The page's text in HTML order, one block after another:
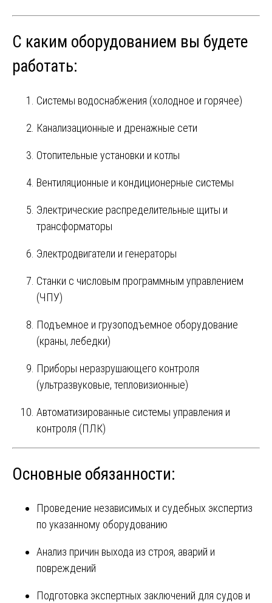
С каким оборудованием вы будете
работать:
Системы водоснабжения (холодное и горячее)
Канализационные и дренажные сети
Отопительные установки и котлы
Вентиляционные и кондиционерные системы
Электрические распределительные щиты и
трансформаторы
Электродвигатели и генераторы
Станки с числовым программным управлением
(ЧПУ)
Подъемное и грузоподъемное оборудование
(краны, лебедки)
Приборы неразрушающего контроля
(ультразвуковые, тепловизионные)
Автоматизированные системы управления и
контроля (ПЛК)
Основные обязанности:
Проведение независимых и судебных экспертиз
по указанному оборудованию
Анализ причин выхода из строя, аварий и
повреждений
Подготовка экспертных заключений для судов и